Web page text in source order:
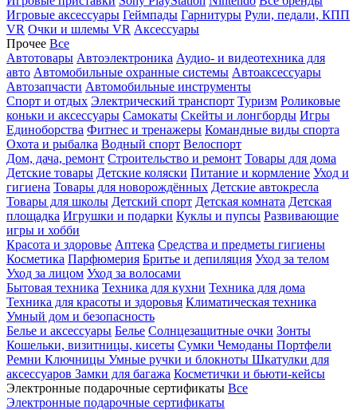
Игровые аксессуары Геймпады Гарнитуры Рули, педали, КПП
VR Очки и шлемы VR Аксессуары
Прочее Все
Автотовары Автоэлектроника Аудио- и видеотехника для
авто Автомобильные охранные системы Автоаксессуары
Автозапчасти Автомобильные инструменты
Спорт и отдых Электрический транспорт Туризм Роликовые
коньки и аксессуары Самокаты Скейты и лонгборды Игры
Единоборства Фитнес и тренажеры Командные виды спорта
Охота и рыбалка Водный спорт Велоспорт
Дом, дача, ремонт Строительство и ремонт Товары для дома
Детские товары Детские коляски Питание и кормление Уход и
гигиена Товары для новорождённых Детские автокресла
Товары для школы Детский спорт Детская комната Детская
площадка Игрушки и подарки Куклы и пупсы Развивающие
игры и хобби
Красота и здоровье Аптека Средства и предметы гигиены
Косметика Парфюмерия Бритье и депиляция Уход за телом
Уход за лицом Уход за волосами
Бытовая техника Техника для кухни Техника для дома
Техника для красоты и здоровья Климатическая техника
Умный дом и безопасность
Белье и аксессуары Белье Солнцезащитные очки Зонты
Кошельки, визитницы, кисеты Сумки Чемоданы Портфели
Ремни Ключницы Умные ручки и блокноты Шкатулки для
аксессуаров Замки для багажа Косметички и бьюти-кейсы
Электронные подарочные сертификаты Все
Электронные подарочные сертификаты